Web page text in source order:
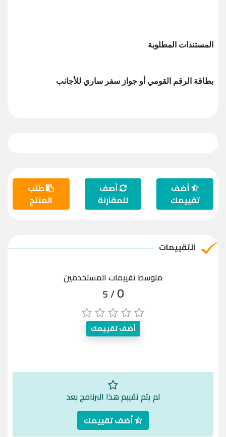
المستندات المطلوبة
بطاقة الرقم القومي أو جواز سفر ساري للأجانب
أضف
تقييمك
أصف
للمقارنة
طلب
المنتج
التقييمات
متوسط تقييمات المستخدمين
0
/ 5
أضف تقييمك
لم يتم تقييم هذا البرنامج بعد
أضف تقييمك